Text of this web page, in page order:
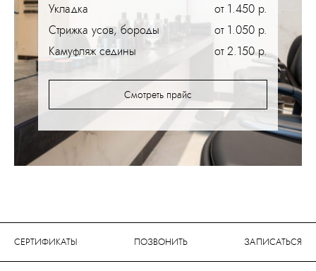
Укладка
от 1.450 р.
Стрижка усов, бороды
от 1.050 р.
Камуфляж седины
от 2.150 р.
Смотреть прайс
СЕРТИФИКАТЫ ПОЗВОНИТЬ ЗАПИСАТЬСЯ